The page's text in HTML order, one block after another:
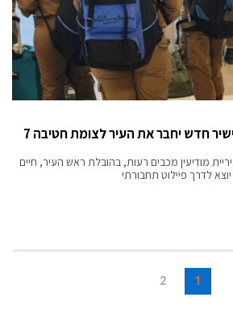
חדש יחבר את העיר לצומת חטיבה 7
מודיעין מכבים רעות, בהובלת ראש העיר, חיים
לדרך פיילוט תחבורתי
1
2